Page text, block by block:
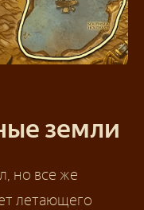
земли
но все же
летающего